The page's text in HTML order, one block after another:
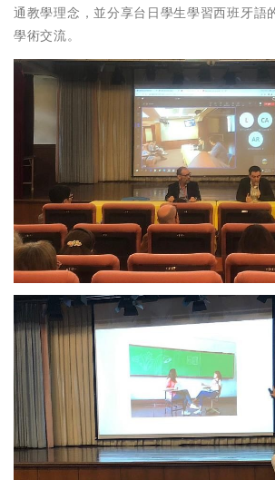
通教學理念，並分享台日學生學習西班牙語
學術交流。